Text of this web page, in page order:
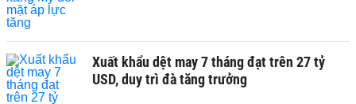
Xuất khẩu dệt may 7 tháng đạt trên 27 tỷ
USD, duy trì đà tăng trưởng